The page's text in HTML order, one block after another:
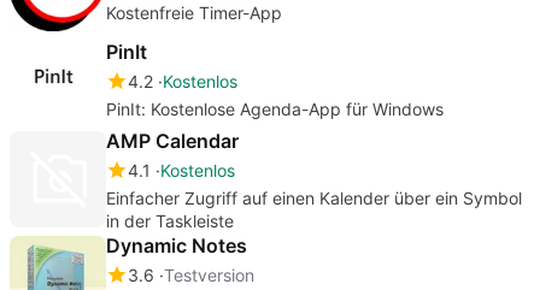
Kostenfreie Timer-App
PinIt
4.2 Kostenlos
PinIt: Kostenlose Agenda-App für Windows
AMP Calendar
4.1
Kostenlos
Einfacher Zugriff auf einen Kalender über ein Symbol
in der Taskleiste
Dynamic Notes
3.6 Testversion